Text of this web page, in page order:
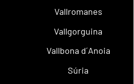
Vallromanes
Vallgorguina
Vallbona d´Anoia
Súria